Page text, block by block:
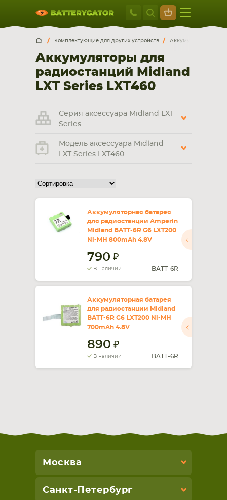
Москва
+7 495 414
Москва
г. Москва, ул. Ткацкая, 5с3 (м. Семеновская)
5 мин. ходьбы от ст.м. “Семеновская”
+7 495 414 28 59
9:00-21:00
смартфона, планшета
Комплектующие для других устройств Аккумуляторы для
Аккумуляторы для
радиостанций Midland
LXT Series LXT460
Серия аксессуара Midland LXT
Series
Модель аксессуара Midland
LXT Series LXT460
Аккумуляторная батарея
для радиостанции Amperin
Midland BATT-6R G6 LXT200
Ni-MH 800mAh 4.8V
790
В наличии BATT-6R
Аккумуляторная батарея
для радиостанции Midland
BATT-6R G6 LXT200 Ni-MH
700mAh 4.8V
890
В наличии BATT-6R
Москва
Санкт-Петербург